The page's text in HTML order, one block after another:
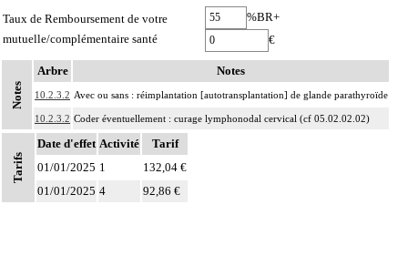
Taux de Remboursement de votre
mutuelle/complémentaire santé
%BR+
€
Notes
Arbre Notes
10.2.3.2 Avec ou sans : réimplantation [autotransplantation] de glande parathyroïde
10.2.3.2 Coder éventuellement : curage lymphonodal cervical (cf 05.02.02.02)
Tarifs
Date d'effet Activité
Tarif
01/01/2025 1
132,04 €
01/01/2025 4 92,86 €